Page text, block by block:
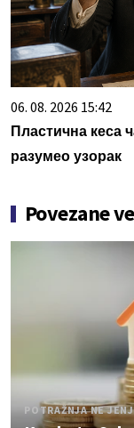
06. 08. 2026 15:42
Пластична кеса
разумео узорак
Povezane
POTRAŽNJA NE